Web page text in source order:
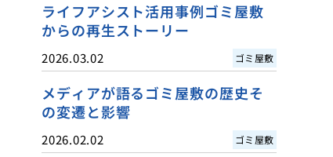
ライフアシスト活用事例ゴミ屋敷
からの再生ストーリー
2026.03.02 ゴミ屋敷
メディアが語るゴミ屋敷の歴史そ
の変遷と影響
2026.02.02 ゴミ屋敷